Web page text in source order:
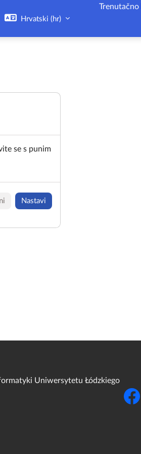
Hrvatski ‎(hr)‎
se s punim
Nastavi
Uniwersytetu Łódzkiego